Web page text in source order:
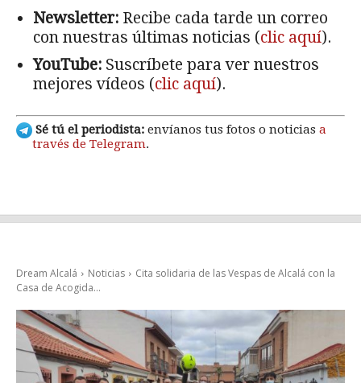
Newsletter: Recibe cada tarde un correo
con nuestras últimas noticias (clic aquí).
YouTube: Suscríbete para ver nuestros
mejores vídeos (clic aquí).
Sé tú el periodista: envíanos tus fotos o noticias a
través de Telegram.